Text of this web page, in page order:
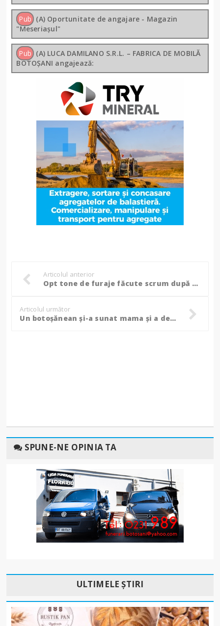
Pub (A) Oportunitate de angajare - Magazin
"Meseriașul"
Pub (A) LUCA DAMILANO S.R.L. – FABRICA DE MOBILĂ
BOTOȘANI angajează:
Articolul anterior
Opt tone de furaje făcute scrum după ce copiii vecinilor s-au jucat cu focul! (Video)
Articolul următor
Un botoșănean și-a sunat mama și a descoperit o adevărată grozăvie!
SPUNE-NE OPINIA TA
ULTIMELE ȘTIRI